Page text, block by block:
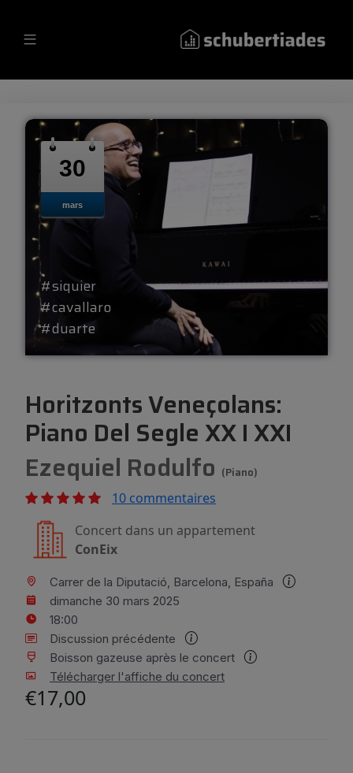
30
mars
#siquier
#cavallaro
#duarte
Horitzonts Veneçolans:
Piano Del Segle XX I XXI
Ezequiel Rodulfo (piano)
10 commentaires
Concert dans un appartement
ConEix
Carrer de la Diputació, Barcelona, España
dimanche 30 mars 2025
18:00
Discussion précédente
Boisson gazeuse après le concert
Télécharger l'affiche du concert
€17,00